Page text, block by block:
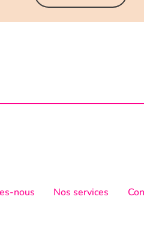
nous Nos services